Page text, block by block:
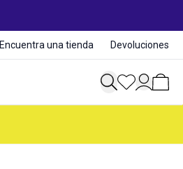
Encuentra una tienda Devoluciones